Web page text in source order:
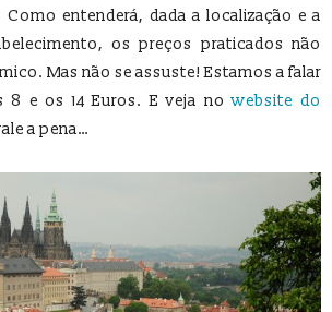
entenderá, dada a localização e a
os preços praticados não
Mas não se assuste! Estamos a falar
8 e os 14 Euros. E veja nowebsite do
a pena…